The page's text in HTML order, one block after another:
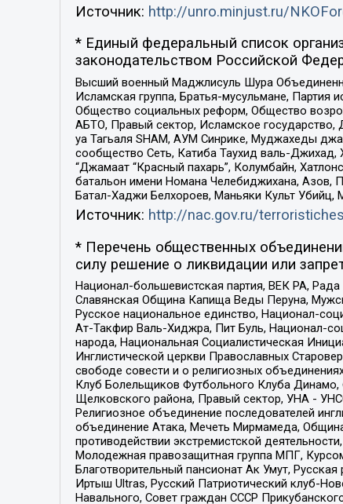
Источник: http://unro.minjust.ru/
* Единый федеральный список
законодательством Российской
Высший военный Маджлисуль Шура
Исламская группа, Братья-мусульмане,
Общество социальных реформ, Общество
АБТО, Правый сектор, Исламское
уа Тагьаля SHAM, АУМ Синрике, Муджахеды
сообщество Сеть, Катиба Таухид валь-Джихад,
“Джамаат “Красный пахарь”, Колумбайн,
батальон имени Номана Челебиджихана, Азов,
Батал-Хаджи Белхороев, Маньяки Культ
Источник: http://nac.gov.ru/
* Перечень общественных
силу решение о ликвидации или
Национал-большевистская партия, ВЕК РА,
Славянская Община Капища Веды Перуна,
Русское национальное единство, Национал-
Ат-Такфир Валь-Хиджра, Пит Буль, Национал-
народа, Национальная Социалистическая
Инглистической церкви Православных
свободе совести и о религиозных
Клуб Болельщиков Футбольного Клуба Динамо,
Щелковского района, Правый сектор, УНА -
Религиозное объединение последователей
объединение Атака, Мечеть Мирмамеда,
противодействии экстремистской
Молодежная правозащитная группа МПГ,
Благотворительный пансионат Ак Умут,
Иртыш Ultras, Русский Патриотический клуб-
Навального, Совет граждан СССР